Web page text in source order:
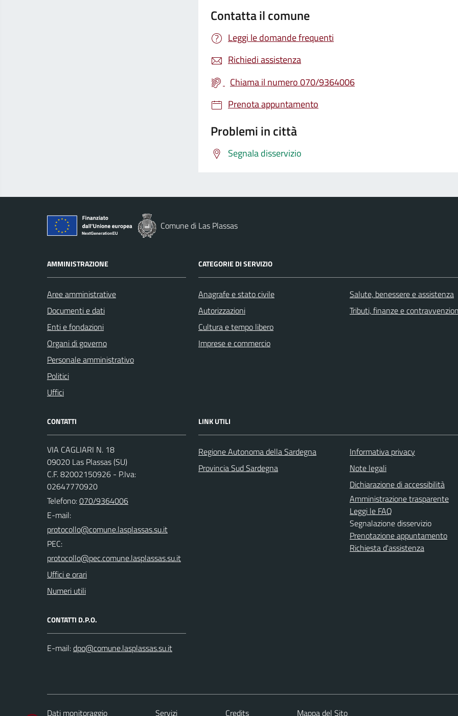
Contatta il comune
Leggi le domande frequenti
Richiedi assistenza
Chiama il numero 070/9364006
Prenota appuntamento
Problemi in città
Segnala disservizio
Comune di Las Plassas
AMMINISTRAZIONE
Aree amministrative
Documenti e dati
Enti e fondazioni
Organi di governo
Personale amministrativo
Politici
Uffici
CATEGORIE DI SERVIZIO
Anagrafe e stato civile
Autorizzazioni
Cultura e tempo libero
Imprese e commercio
Salute, benessere e assistenza
Tributi, finanze e
CONTATTI
VIA CAGLIARI N. 18
09020 Las Plassas (SU)
C.F. 82002150926 - P.Iva:
02647770920
Telefono:070/9364006
E-mail:
PEC:
Uffici e orari
Numeri utili
CONTATTI D.P.O.
E-mail:
LINK UTILI
Regione Autonoma della Sardegna
Provincia Sud Sardegna
Informativa privacy
Note legali
Dichiarazione di accessibilità
Amministrazione trasparente
Leggi le FAQ
Segnalazione disservizio
Prenotazione appuntamento
Richiesta d'assistenza
Dati monitoraggio Servizi Credits Mappa del Sito